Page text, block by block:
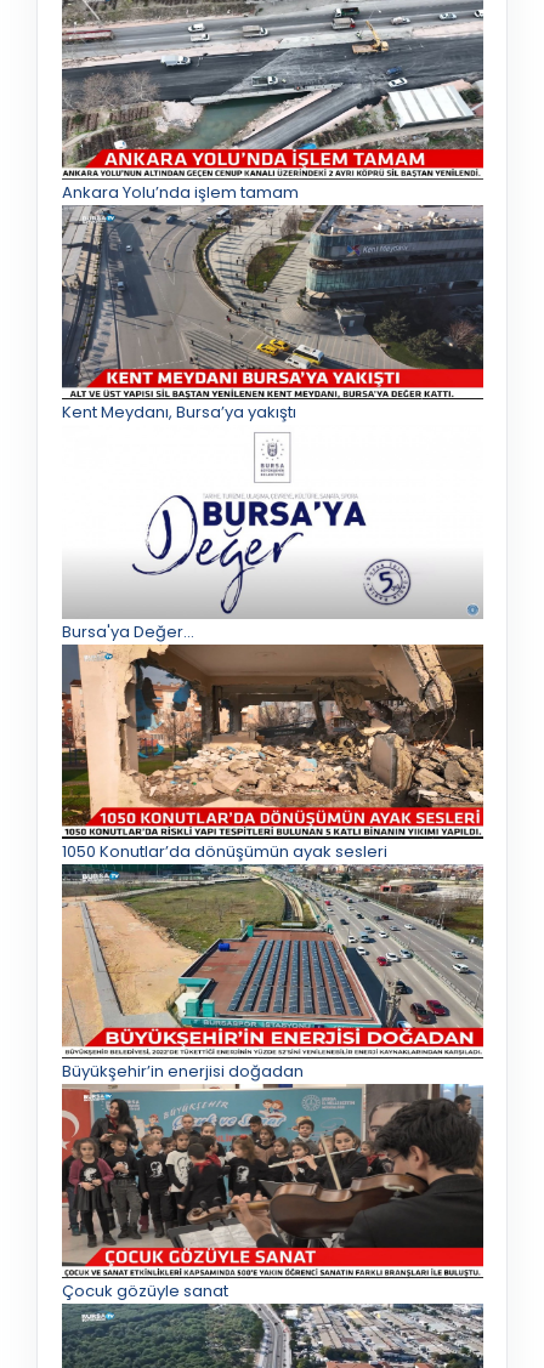
Ankara Yolu’nda işlem tamam
Kent Meydanı, Bursa’ya yakıştı
Bursa'ya Değer...
1050 Konutlar’da dönüşümün ayak sesleri
Büyükşehir’in enerjisi doğadan
Çocuk gözüyle sanat